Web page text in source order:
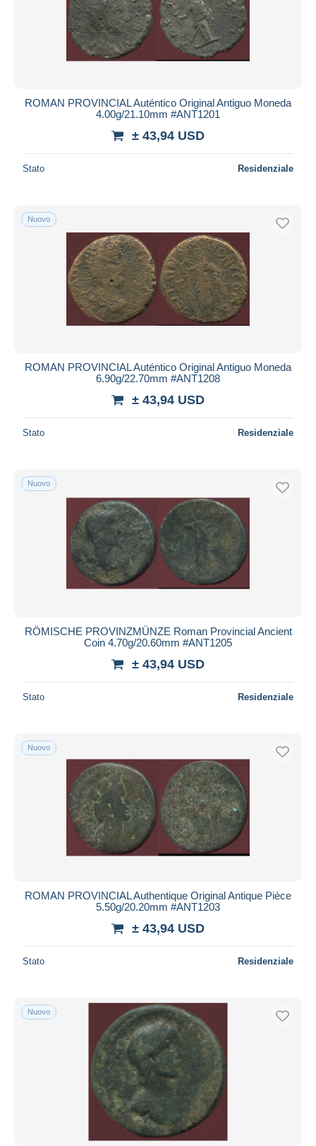
ROMAN PROVINCIAL Auténtico Original Antiguo Moneda
4.00g/21.10mm #ANT1201
± 43,94 USD
Stato Residenziale
Nuovo
ROMAN PROVINCIAL Auténtico Original Antiguo Moneda
6.90g/22.70mm #ANT1208
± 43,94 USD
Stato Residenziale
Nuovo
RÖMISCHE PROVINZMÜNZE Roman Provincial Ancient
Coin 4.70g/20.60mm #ANT1205
± 43,94 USD
Stato Residenziale
Nuovo
ROMAN PROVINCIAL Authentique Original Antique Pièce
5.50g/20.20mm #ANT1203
± 43,94 USD
Stato Residenziale
Nuovo